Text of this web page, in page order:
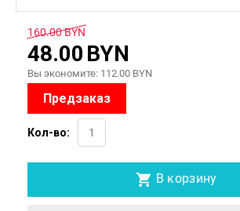
160.00BYN
48.00 BYN
Вы экономите: 112.00 BYN
Предзаказ
Кол-во:
В корзину